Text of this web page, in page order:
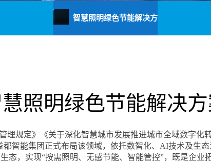
智慧照明绿色节能解决方
照明绿色节能解决
理规定》《关于深化智慧城市发展推进城市全域数字化
智能集团正式布局该领域，依托数智化、 AI技术及生
态，实现“按需照明、无感节能、智能管控”，既是企业